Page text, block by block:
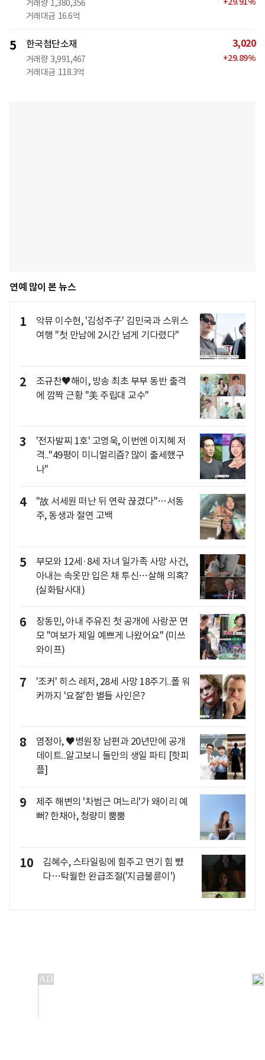
거래량 1,380,356
거래대금 16.6억
5 한국첨단소재
거래량 3,991,467
거래대금 118.3억
3,020
+29.89%
연예 많이 본 뉴스
1
악뮤 이수현, '김성주子' 김민국과 스위스
여행 "첫 만남에 2시간 넘게 기다렸다"
2
조규찬♥해이, 방송 최초 부부 동반 출격
에 깜짝 근황 "美 주립대 교수"
3
'전자발찌 1호' 고영욱, 이번엔 이지혜 저
격.."49평이 미니멀리즘? 많이 출세했구
나"
4
"故 서세원 떠난 뒤 연락 끊겼다"…서동
주, 동생과 절연 고백
5
부모와 12세·8세 자녀 일가족 사망 사건,
아내는 속옷만 입은 채 투신…살해 의혹?
(실화탐사대)
6
장동민, 아내 주유진 첫 공개에 사랑꾼 면
모 "여보가 제일 예쁘게 나왔어요" (미쓰
와이프)
7
'조커' 히스 레저, 28세 사망 18주기..폴 워
커까지 '요절'한 별들 사인은?
8
염정아, ♥병원장 남편과 20년만에 공개
데이트..알고보니 둘만의 생일 파티 [핫피
플]
9
제주 해변의 '차범근 며느리'가 왜이리 예
뻐? 한채아, 청량미 뿜뿜
10
김혜수, 스타일링에 힘주고 연기 힘 뺐
다…탁월한 완급조절('지금불륜이')